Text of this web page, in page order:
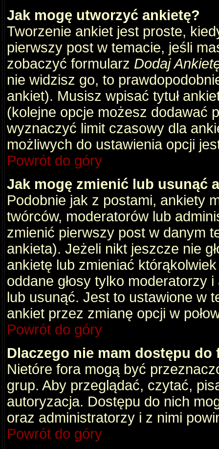
Jak mogę utworzyć ankietę?
Tworzenie ankiet jest proste,
pierwszy post w temacie, jeśli
zobaczyć formularz Dodaj
nie widzisz go, to
ankiet). Musisz wpisać tytuł
(kolejne opcje możesz dodawać
wyznaczyć limit czasowy dla
możliwych do ustawienia opcji
Powrót do góry
Jak mogę zmienić lub usunąć
Podobnie jak z postami, ankiety
twórców, moderatorów lub
zmienić pierwszy post w danym
ankieta). Jeżeli nikt jeszcze nie
ankietę lub zmieniać
oddane głosy tylko moderatorzy
lub usunąć. Jest to ustawione w
ankiet przez zmianę opcji w
Powrót do góry
Dlaczego nie mam dostępu do
Nietóre fora mogą być
grup. Aby przeglądać, czytać,
autoryzacja. Dostępu do nich
oraz administratorzy i z nimi
Powrót do góry